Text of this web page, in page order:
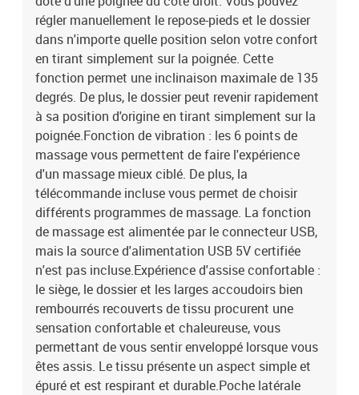
régler manuellement le repose-pieds et le dossier
dans n'importe quelle position selon votre confort
en tirant simplement sur la poignée. Cette
fonction permet une inclinaison maximale de 135
degrés. De plus, le dossier peut revenir rapidement
à sa position d'origine en tirant simplement sur la
poignée.Fonction de vibration : les 6 points de
massage vous permettent de faire l'expérience
d'un massage mieux ciblé. De plus, la
télécommande incluse vous permet de choisir
différents programmes de massage. La fonction
de massage est alimentée par le connecteur USB,
mais la source d'alimentation USB 5V certifiée
n'est pas incluse.Expérience d'assise confortable :
le siège, le dossier et les larges accoudoirs bien
rembourrés recouverts de tissu procurent une
sensation confortable et chaleureuse, vous
permettant de vous sentir enveloppé lorsque vous
êtes assis. Le tissu présente un aspect simple et
épuré et est respirant et durable.Poche latérale